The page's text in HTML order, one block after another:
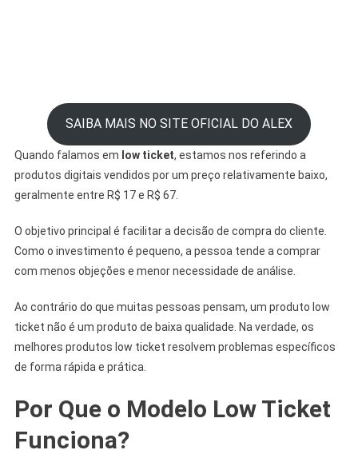
SAIBA MAIS NO SITE OFICIAL DO ALEX
Quando falamos em low ticket, estamos nos referindo a
produtos digitais vendidos por um preço relativamente baixo,
geralmente entre R$ 17 e R$ 67.
O objetivo principal é facilitar a decisão de compra do cliente.
Como o investimento é pequeno, a pessoa tende a comprar
com menos objeções e menor necessidade de análise.
Ao contrário do que muitas pessoas pensam, um produto low
ticket não é um produto de baixa qualidade. Na verdade, os
melhores produtos low ticket resolvem problemas específicos
de forma rápida e prática.
Por Que o Modelo Low Ticket
Funciona?